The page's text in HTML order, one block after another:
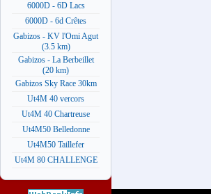
6000D - 6D Lacs
6000D - 6d Crêtes
Gabizos - KV l'Omi Agut
(3.5 km)
Gabizos - La Berbeillet
(20 km)
Gabizos Sky Race 30km
Ut4M 40 vercors
Ut4M 40 Chartreuse
Ut4M50 Belledonne
Ut4M50 Taillefer
Ut4M 80 CHALLENGE